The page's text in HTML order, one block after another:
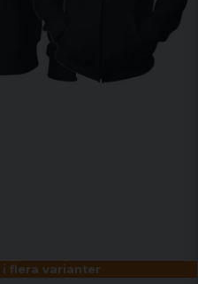
i flera varianter